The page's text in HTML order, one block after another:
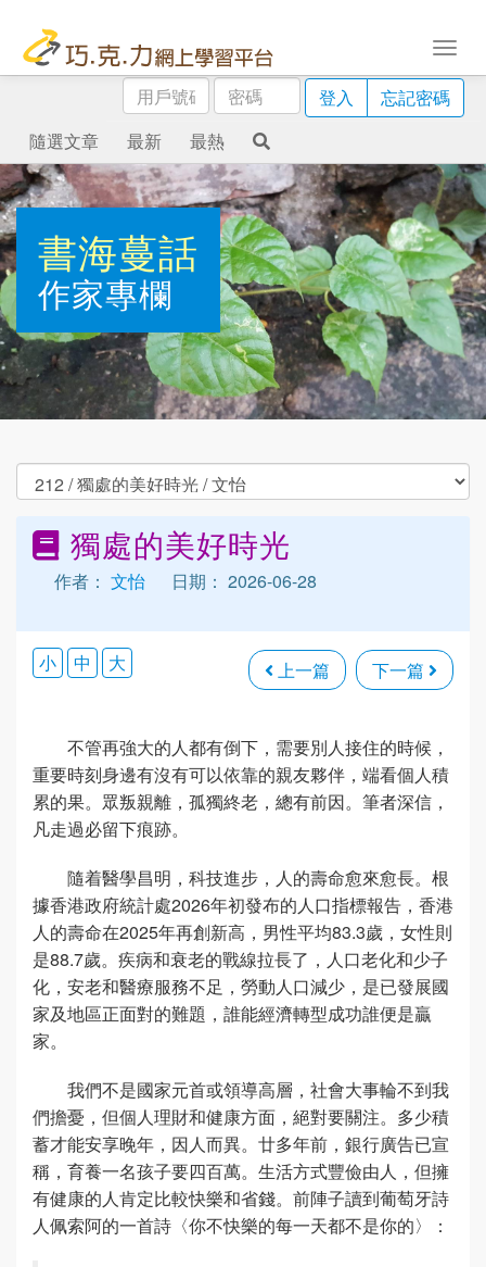
用
戶
號
碼
密
碼
登入
忘記密碼
隨選文章
最新 最熱
書海蔓話
作家專欄
獨處的美好時光
作者： 文怡 日期： 2026-06-28
上一篇 下一篇
小 中 大
不管再強大的人都有倒下，需要別人接住的時候，
重要時刻身邊有沒有可以依靠的親友夥伴，端看個人積
累的果。眾叛親離，孤獨終老，總有前因。筆者深信，
凡走過必留下痕跡。
隨着醫學昌明，科技進步，人的壽命愈來愈長。根
據香港政府統計處2026年初發布的人口指標報告，香港
人的壽命在2025年再創新高，男性平均83.3歲，女性則
是88.7歲。疾病和衰老的戰線拉長了，人口老化和少子
化，安老和醫療服務不足，勞動人口減少，是已發展國
家及地區正面對的難題，誰能經濟轉型成功誰便是贏
家。
我們不是國家元首或領導高層，社會大事輪不到我
們擔憂，但個人理財和健康方面，絕對要關注。多少積
蓄才能安享晚年，因人而異。廿多年前，銀行廣告已宣
稱，育養一名孩子要四百萬。生活方式豐儉由人，但擁
有健康的人肯定比較快樂和省錢。前陣子讀到葡萄牙詩
人佩索阿的一首詩〈你不快樂的每一天都不是你的〉：